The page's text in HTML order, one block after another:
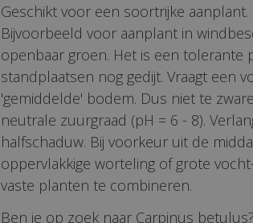
Geschikt voor een soortrijke aanplant.
Bijvoorbeeld voor aanplant in
openbaar groen. Het is een tolerante
standplaatsen nog gedijt. Vraagt een
'gemiddelde' bodem. Dus niet te
neutrale zuurgraad (pH = 6 - 8).
halfschaduw. Bij voorkeur uit de
oppervlakkige worteling of grote
vaste planten te combineren.
Ben je op zoek naar Carpinus